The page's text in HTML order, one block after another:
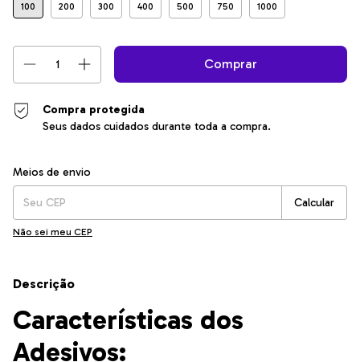
100 200 300 400 500 750 1000
Compra protegida
Seus dados cuidados durante toda a compra.
Entregas para o CEP:
Meios de envio
Calcular
Não sei meu CEP
Descrição
Características dos
Adesivos: